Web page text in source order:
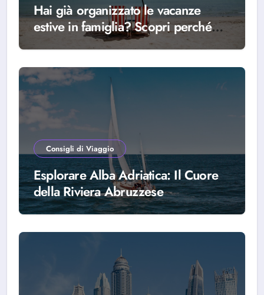
Hai già organizzato le vacanze
estive in famiglia? Scopri perché
scegliere Alba Adriatica
Consigli di Viaggio
Esplorare Alba Adriatica: Il Cuore
della Riviera Abruzzese